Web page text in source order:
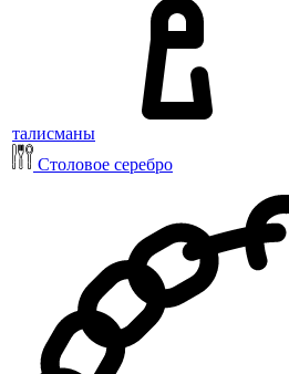
талисманы
Столовое серебро